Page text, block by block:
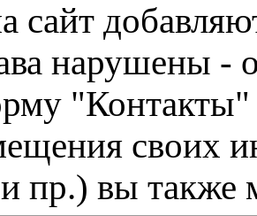
сайт
нарушены -
"Контакты"
своих
пр.) вы также